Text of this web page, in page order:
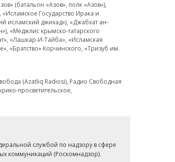
(батальон «Азов», полк «Азов»),
Государство Ирака и
исламский джихад»), «Джабхат ан-
«Меджлис крымско-татарского
«Лашкар-И-Тайба», «Исламская
«Братство» Корчинского, «Тризуб им.
(Azatliq Radiosi), Радио Свободная
просветительское,
службой по надзору в сфере
коммуникаций (Роскомнадзор).